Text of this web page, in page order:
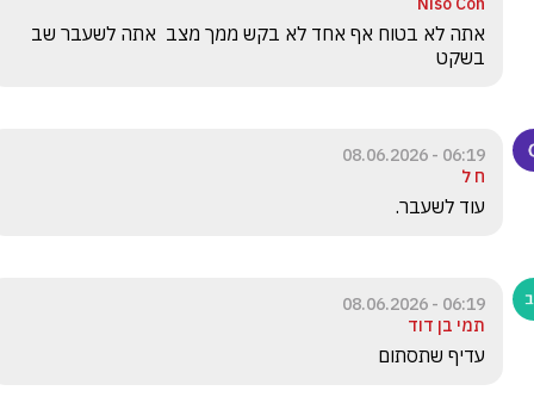
בשקט
06:19 - 08.06.2026
ח ל
עוד לשעבר.
06:19 - 08.06.2026
תמי בן דוד
עדיף שתסתום